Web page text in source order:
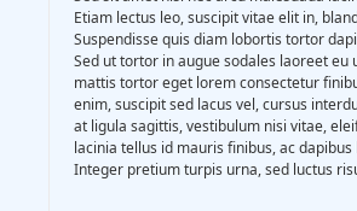
Etiam lectus leo, suscipit vitae elit in,
Suspendisse quis diam lobortis tortor
Sed ut tortor in augue sodales laoreet eu
mattis tortor eget lorem consectetur
enim, suscipit sed lacus vel, cursus
at ligula sagittis, vestibulum nisi vitae,
lacinia tellus id mauris finibus, ac
Integer pretium turpis urna, sed luctus